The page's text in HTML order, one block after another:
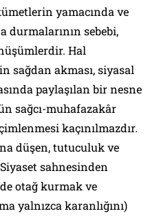
yamacında ve
durmalarının sebebi,
Hal
sağdan akması, siyasal
paylaşılan bir nesne
sağcı-muhafazakâr
kaçınılmazdır.
düşen, tutuculuk ve
sahnesinden
otağ kurmak ve
yalnızca karanlığını)